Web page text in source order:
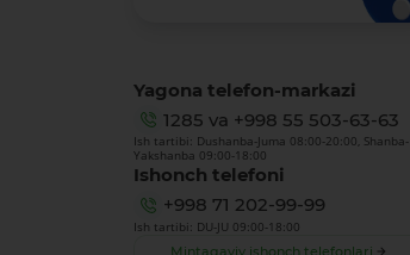
Yagona telefon-markazi
1285 va +998 55 503-63-63
Ish tartibi: Dushanba-Juma 08:00-20:00, Shanba-
Yakshanba 09:00-18:00
Ishonch telefoni
+998 71 202-99-99
Ish tartibi: DU-JU 09:00-18:00
Mintaqaviy ishonch telefonlari